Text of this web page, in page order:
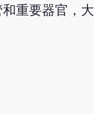
重要器官，大